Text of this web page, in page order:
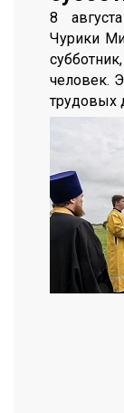
8
Чурики
человек.
трудовых